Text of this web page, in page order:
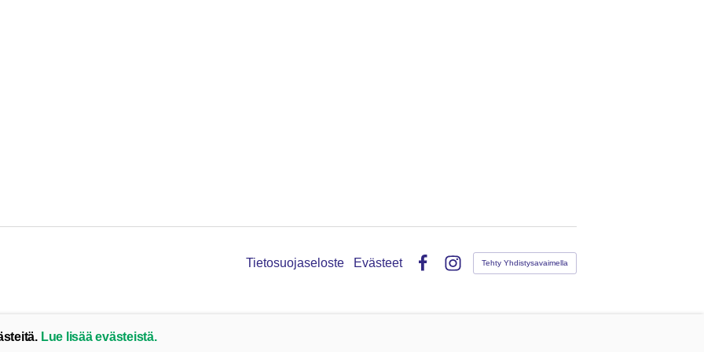
Tietosuojaseloste
Evästeet
Instagram
Tehty Yhdistysavaimella
Lue lisää evästeistä.